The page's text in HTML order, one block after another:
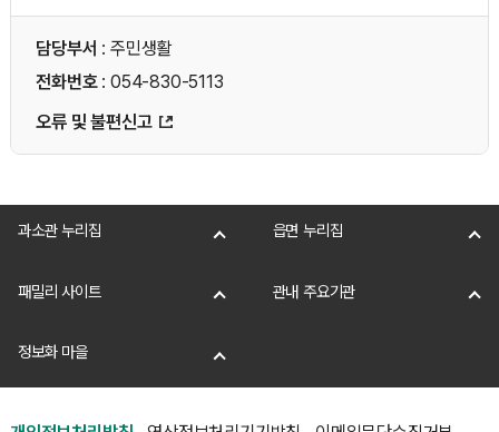
담당부서 : 주민생활
전화번호: 054-830-5113
오류 및 불편신고
과소관 누리집 읍면 누리집
패밀리 사이트 관내 주요기관
정보화 마을